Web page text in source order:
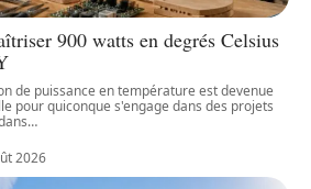
900 watts en degrés Celsius
de puissance en température est devenue
pour quiconque s'engage dans des projets
…
2026